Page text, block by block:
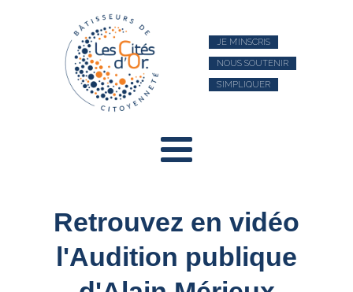
JE M’INSCRIS
NOUS SOUTENIR
S’IMPLIQUER
Retrouvez en vidéo
l'Audition publique